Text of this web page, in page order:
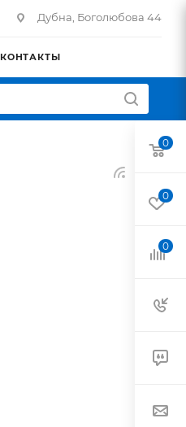
Дубна, Боголюбова 44
КОНТАКТЫ
0
0
0